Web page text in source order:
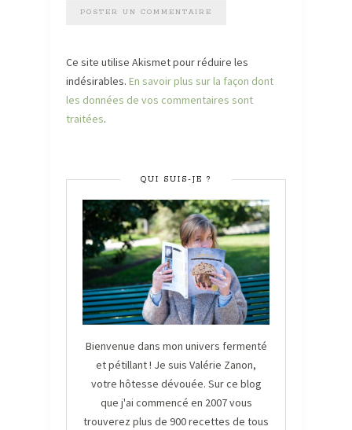
Ce site utilise Akismet pour réduire les
indésirables. En savoir plus sur la façon dont
les données de vos commentaires sont
traitées.
QUI SUIS-JE ?
Bienvenue dans mon univers fermenté
et pétillant ! Je suis Valérie Zanon,
votre hôtesse dévouée. Sur ce blog
que j'ai commencé en 2007 vous
trouverez plus de 900 recettes de tous